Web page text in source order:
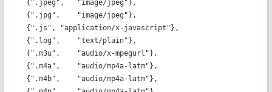
{".jpeg",   "image/jpeg"},
{".jpg",    "image/jpeg"},
{".js", "application/x-javascript"},
{".log",    "text/plain"},
{".m3u",    "audio/x-mpegurl"},
{".m4a",    "audio/mp4a-latm"},
{".m4b",    "audio/mp4a-latm"},